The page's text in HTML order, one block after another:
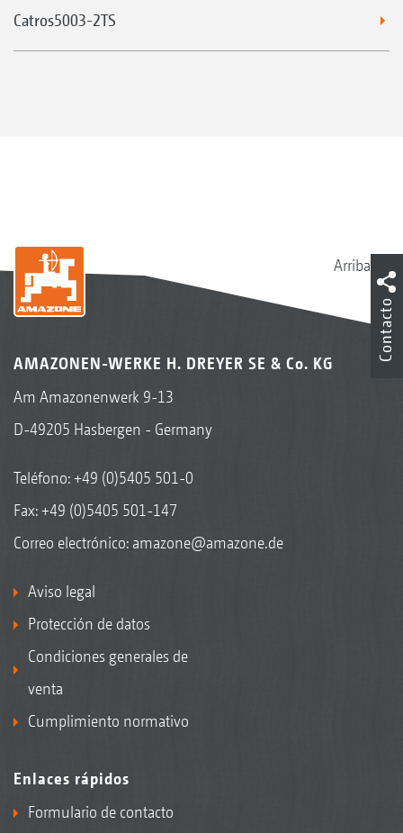
Catros5003-2TS
Arriba
AMAZONEN-WERKE H. DREYER SE & Co. KG
Am Amazonenwerk 9-13
D-49205 Hasbergen - Germany
Teléfono:+49 (0)5405 501-0
Fax: +49 (0)5405 501-147
Correo electrónico: amazone@amazone.de
Aviso legal
Protección de datos
Condiciones generales de
venta
Cumplimiento normativo
Enlaces rápidos
Formulario de contacto
Contacto